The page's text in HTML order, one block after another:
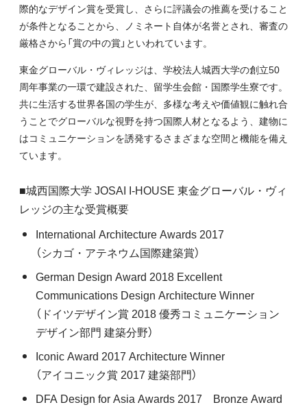
際的なデザイン賞を受賞し、さらに評議会の推薦を受けること
が条件となることから、ノミネート自体が名誉とされ、審査の
厳格さから「賞の中の賞」といわれています。
東金グローバル・ヴィレッジは、学校法人城西大学の創立50
周年事業の一環で建設された、留学生会館・国際学生寮です。
共に生活する世界各国の学生が、多様な考えや価値観に触れ合
うことでグローバルな視野を持つ国際人材となるよう、建物に
はコミュニケーションを誘発するさまざまな空間と機能を備え
ています。
■城西国際大学 JOSAI I-HOUSE 東金グローバル・ヴィ
レッジの主な受賞概要
International Architecture Awards 2017
（シカゴ・アテネウム国際建築賞）
German Design Award 2018 Excellent
Communications Design Architecture Winner
（ドイツデザイン賞 2018 優秀コミュニケーション
デザイン部門 建築分野）
Iconic Award 2017 Architecture Winner
（アイコニック賞 2017 建築部門）
DFA Design for Asia Awards 2017 Bronze Award